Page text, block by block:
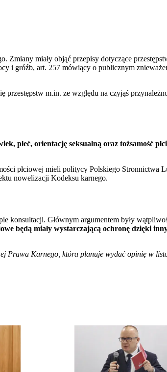
Zmiany miały objąć przepisy dotyczące
i gróźb, art. 257 mówiący o publicznym
przestępstw m.in. ze względu na czyjąś
płeć, orientację seksualną oraz tożsamość
płciowej mieli politycy Polskiego Stronnictwa
nowelizacji Kodeksu karnego.
konsultacji. Głównym argumentem były
będą miały wystarczającą ochronę dzięki
Prawa Karnego, która planuje wydać opinię w